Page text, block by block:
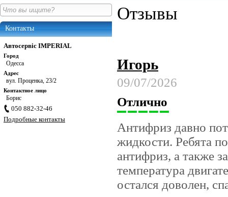
Контакты
Автосервіс IMPERIAL
Город
Одесса
Адрес
вул. Проценка, 23/2
Контактное лицо
Борис
050 882-32-46
Подробные контакты
Отзывы
Игорь
09/07/2026
Отлично
Антифриз давно
жидкости. Ребята
антифриз, а также
температура
остался доволен,